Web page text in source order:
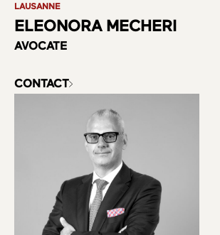
LAUSANNE
ELEONORA MECHERI
AVOCATE
CONTACT
A propos
Domaines
Equipe